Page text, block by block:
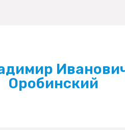
Оробинский